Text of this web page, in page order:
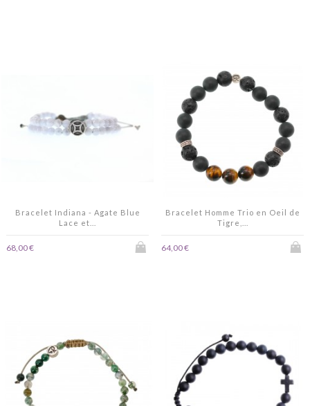
Bracelet Indiana - Agate Blue
Lace et...
68,00 €
Bracelet Homme Trio en Oeil de
Tigre,...
64,00 €